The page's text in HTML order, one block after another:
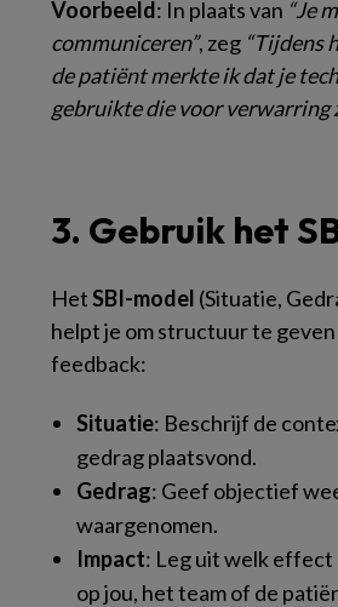
Voorbeeld: In plaats van “Je
communiceren”, zeg “Tijdens
de patiënt merkte ik dat je
gebruikte die voor verwarring
3. Gebruik het
HetSBI-model (Situatie,
helpt je om structuur te geven
feedback:
Situatie: Beschrijf de
gedrag plaatsvond.
Gedrag: Geef objectief
waargenomen.
Impact: Leg uit welk effect
op jou, het team of de